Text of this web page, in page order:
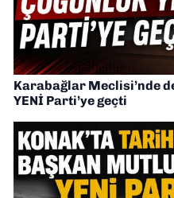
Karabağlar Meclisi’nde
YENİ Parti’ye geçti